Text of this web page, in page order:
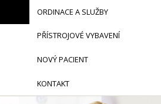
ORDINACE A SLUŽBY
PŘÍSTROJOVÉ VYBAVENÍ
NOVÝ PACIENT
KONTAKT